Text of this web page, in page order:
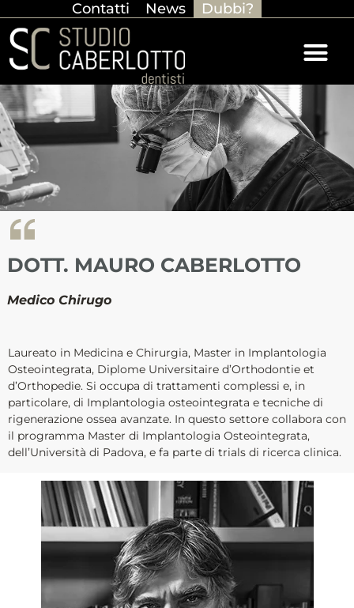
Contatti News Dubbi?
DOTT. MAURO CABERLOTTO
Medico Chirugo
Laureato in Medicina e Chirurgia, Master in Implantologia
Osteointegrata, Diplome Universitaire d’Orthodontie et
d’Orthopedie. Si occupa di trattamenti complessi e, in
particolare, di Implantologia osteointegrata e tecniche di
rigenerazione ossea avanzate. In questo settore collabora con
il programma Master di Implantologia Osteointegrata,
dell’Università di Padova, e fa parte di trials di ricerca clinica.